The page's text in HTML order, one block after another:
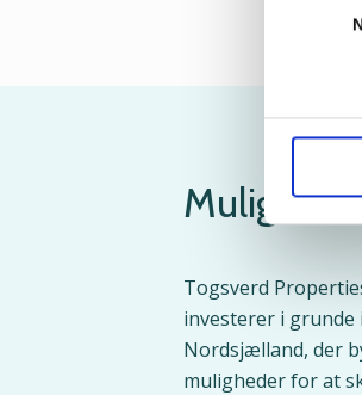
Togsverd
investerer i grunde
Nordsjælland, der
muligheder for at